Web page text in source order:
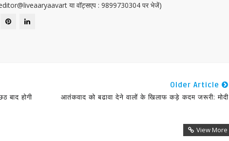
editor@liveaaryaavart या वॉट्सएप : 9899730304 पर भेजें)
बाद होगी
Older Article
आतंकवाद को बढावा देने वालों के खिलाफ कड़े कदम जरूरी: मोदी
View More